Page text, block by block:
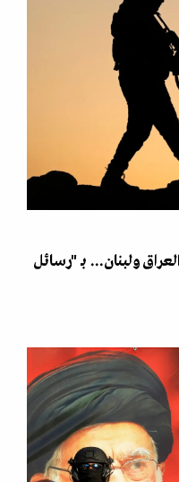
ولبنان... بـ "رسائل